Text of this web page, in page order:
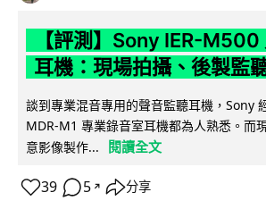
【評測】Sony IER-
耳機：現場拍攝、後製監
談到專業混音專用的聲音監聽耳機，Sony
MDR-M1 專業錄音室耳機都為人熟悉。而
意影像製作...
閱讀全文
39 5 ↗ 分享